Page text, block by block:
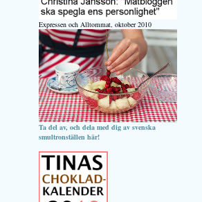
Expressen och Alltommat, oktober 2010
Ta del av, och dela med dig av svenska
smultronställen här!